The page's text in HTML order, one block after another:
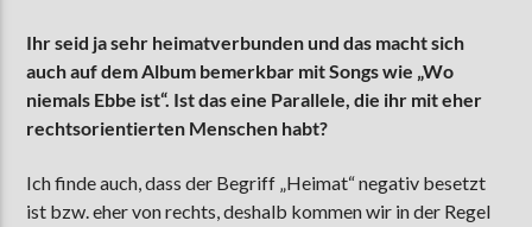
Ihr seid ja sehr heimatverbunden und das macht sich
auch auf dem Album bemerkbar mit Songs wie „Wo
niemals Ebbe ist“. Ist das eine Parallele, die ihr mit eher
rechtsorientierten Menschen habt?
Ich finde auch, dass der Begriff „Heimat“ negativ besetzt
ist bzw. eher von rechts, deshalb kommen wir in der Regel